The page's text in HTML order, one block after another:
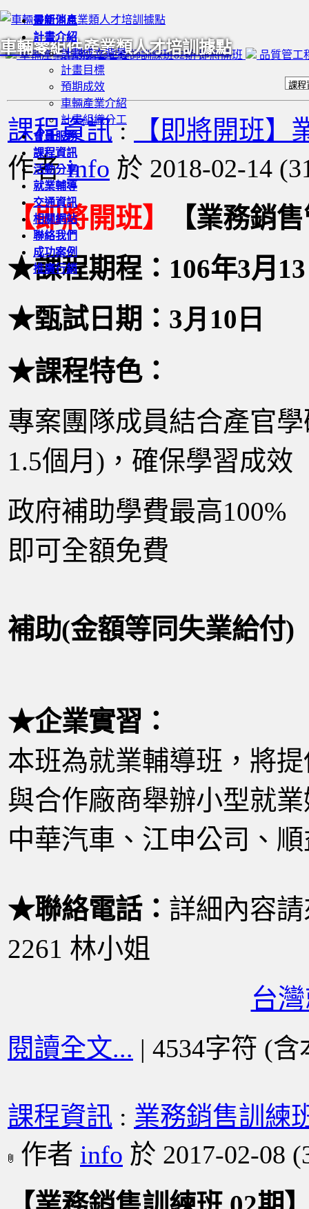
車輛零組件產業類人才培訓據點
最新消息
計畫介紹
計劃成立背景
計畫目標
預期成效
車輛產業介紹
計畫組織分工
會員服務
課程資訊
活動分享
就業輔導
交通資訊
相關網站
聯絡我們
成功案例
推廣行銷
車輛產業業務銷售管理師訓練班02期 即將開班 品質管工
課程資訊:
【即將開班】
作者info 於 2018-02-14 (
【即將開班】
【業務銷
★課程期程：106年3月
★甄試日期：3月10日
★課程特色：
專案團隊成員結合產官
1.5個月)，確保學習成效
政府補助學費最高
即可全額免費
補助(金額等同失業給付)
★企業實習：
本班為就業輔導班，將
與合作廠商舉辦小型就
中華汽車、江申公司、
★聯絡電話： 詳細內容
2261 林小姐
台
閱讀全文... | 4534字符 (含
課程資訊 : 業務銷售訓練
作者 info 於 2017-02-08 (